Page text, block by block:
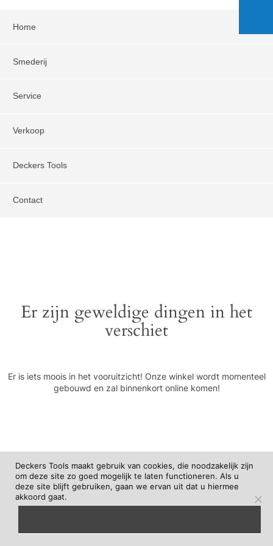
Home
Smederij
Service
Verkoop
Deckers Tools
Contact
Er zijn geweldige dingen in het
verschiet
Er is iets moois in het vooruitzicht! Onze winkel wordt momenteel
gebouwd en zal binnenkort online komen!
Deckers Tools maakt gebruik van cookies, die noodzakelijk zijn
om deze site zo goed mogelijk te laten functioneren. Als u
deze site blijft gebruiken, gaan we ervan uit dat u hiermee
akkoord gaat.